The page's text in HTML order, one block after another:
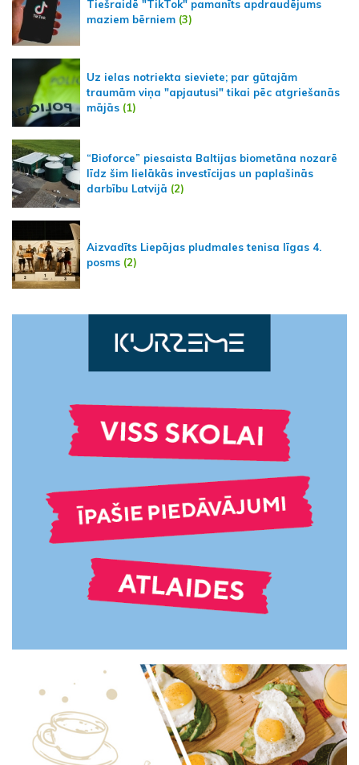
Tiešraidē "TikTok" pamanīts apdraudējums
maziem bērniem (3)
Uz ielas notriekta sieviete; par gūtajām
traumām viņa "apjautusi" tikai pēc atgriešanās
mājās (1)
“Bioforce” piesaista Baltijas biometāna nozarē
līdz šim lielākās investīcijas un paplašinās
darbību Latvijā (2)
Aizvadīts Liepājas pludmales tenisa līgas 4.
posms (2)